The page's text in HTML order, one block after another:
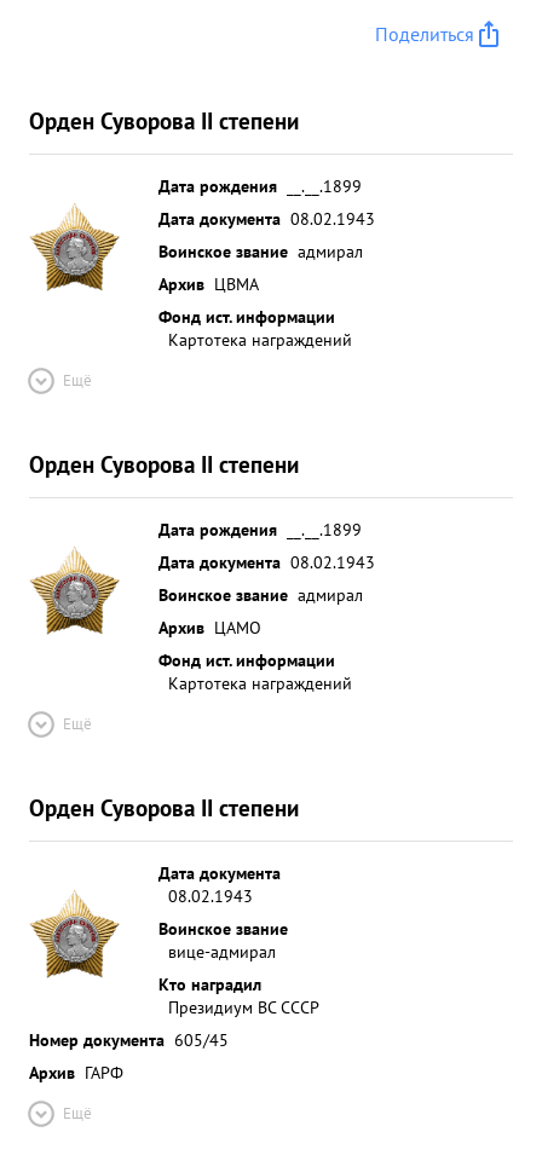
Поделиться
Орден Суворова II степени
Дата рождения
__.__.1899
Дата документа 08.02.1943
Воинское звание адмирал
Архив ЦВМА
Фонд ист. информации
Картотека награждений
Ещё
Орден Суворова II степени
Дата рождения
__.__.1899
Дата документа 08.02.1943
Воинское звание адмирал
Архив ЦАМО
Фонд ист. информации
Картотека награждений
Ещё
Орден Суворова II степени
Дата документа
08.02.1943
Воинское звание
вице-адмирал
Кто наградил
Президиум ВС СССР
Номер документа 605/45
Архив ГАРФ
Ещё